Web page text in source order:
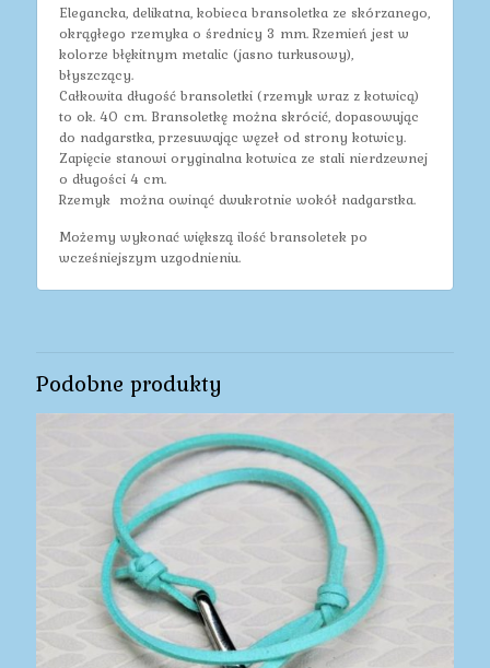
Elegancka, delikatna, kobieca bransoletka ze skórzanego,
okrągłego rzemyka o średnicy 3 mm. Rzemień jest w
kolorze błękitnym metalic (jasno turkusowy),
błyszczący.
Całkowita długość bransoletki (rzemyk wraz z kotwicą)
to ok. 40 cm. Bransoletkę można skrócić, dopasowując
do nadgarstka, przesuwając węzeł od strony kotwicy.
Zapięcie stanowi oryginalna kotwica ze stali nierdzewnej
o długości 4 cm.
Rzemyk można owinąć dwukrotnie wokół nadgarstka.
Możemy wykonać większą ilość bransoletek po
wcześniejszym uzgodnieniu.
Podobne produkty